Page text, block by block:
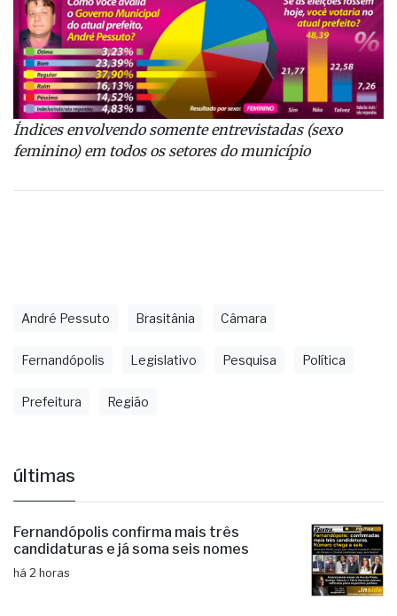
Índices envolvendo somente entrevistadas (sexo
feminino) em todos os setores do município
André Pessuto Brasitânia Câmara
Fernandópolis Legislativo Pesquisa Política
Prefeitura Região
últimas
Fernandópolis confirma mais três
candidaturas e já soma seis nomes
há 2 horas